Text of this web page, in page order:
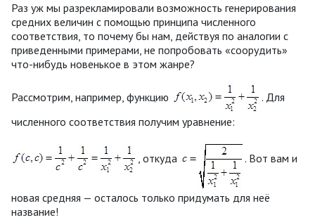
Раз уж мы разрекламировали возможность генерирования
средних величин с помощью принципа численного
соответствия, то почему бы нам, действуя по аналогии с
приведенными примерами, не попробовать «соорудить»
что-нибудь новенькое в этом жанре?
Рассмотрим, например, функцию
. Для
численного соответствия получим уравнение:
, откуда . Вот вам и
новая средняя — осталось только придумать для неё
название!